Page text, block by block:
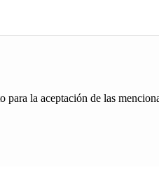
la aceptación de las